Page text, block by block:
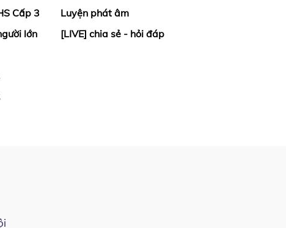
Cấp 3
lớn
Luyện phát âm
[LIVE] chia sẻ - hỏi đáp